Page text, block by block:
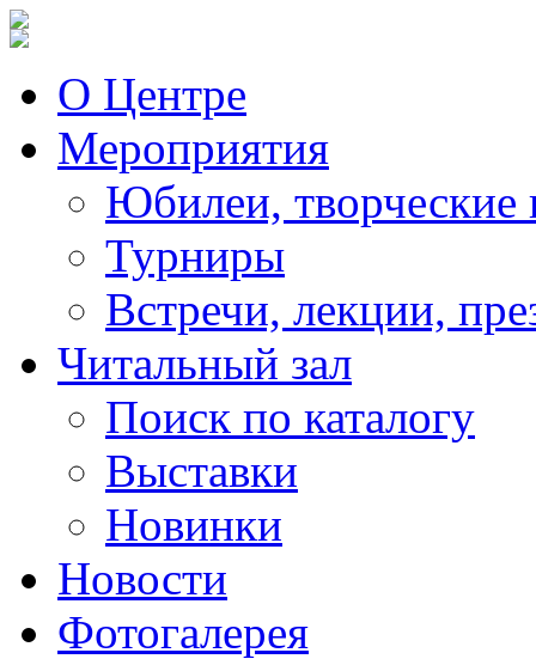
О Центре
Мероприятия
Юбилеи, творческие
Турниры
Встречи, лекции,
Читальный зал
Поиск по каталогу
Выставки
Новинки
Новости
Фотогалерея